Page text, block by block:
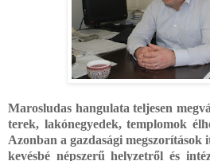
Marosludas hangulata teljesen
terek, lakónegyedek, templomok
Azonban a gazdasági megszorítások
kevésbé népszerű helyzetről és